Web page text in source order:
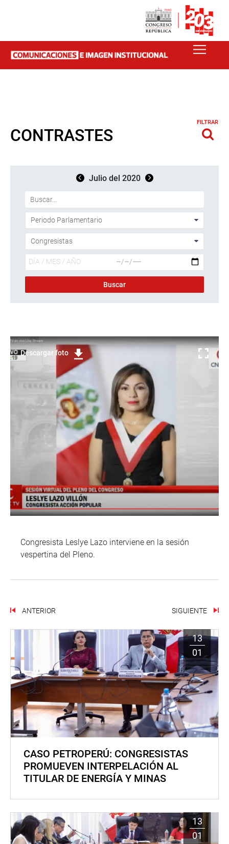
CONTRASTES
FILTRAR
Julio del 2020
Descargar foto
Congresista Leslye Lazo interviene en la sesión
vespertina del Pleno.
ANTERIOR SIGUIENTE
13
01
CASO PETROPERÚ: CONGRESISTAS
PROMUEVEN INTERPELACIÓN AL
TITULAR DE ENERGÍA Y MINAS
13
01